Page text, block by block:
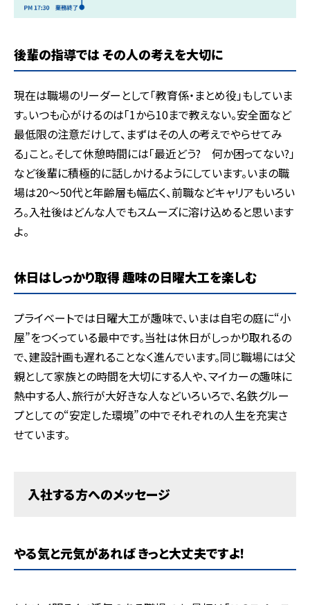
後輩の指導では その人の考えを大切に
現在は職場のリーダーとして「教育係・まとめ役」もしていま
す。いつも心がけるのは「1から10まで教えない。安全面など
最低限の注意だけして、まずはその人の考えでやらせてみ
る」こと。そして休憩時間には「最近どう? 何か困ってない?」
など後輩に積極的に話しかけるようにしています。いまの職
場は20～50代と年齢層も幅広く、前職などキャリアもいろい
ろ。入社後はどんな人でもスムーズに溶け込めると思います
よ。
休日はしっかり取得 趣味の日曜大工を楽しむ
プライベートでは日曜大工が趣味で、いまは自宅の庭に“小
屋”をつくっている最中です。当社は休日がしっかり取れるの
で、建設計画も遅れることなく進んでいます。同じ職場には父
親として家族との時間を大切にする人や、マイカーの趣味に
熱中する人、旅行が大好きな人などいろいろで、名鉄グルー
プとしての“安定した環境”の中でそれぞれの人生を充実さ
せています。
入社する方へのメッセージ
やる気と元気があれば きっと大丈夫ですよ!